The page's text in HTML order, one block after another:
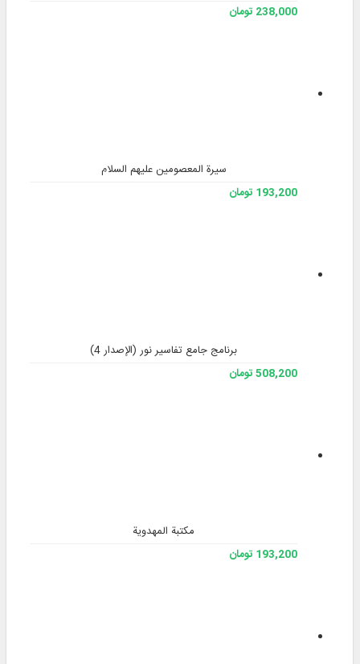
238,000 تومان
سيرة المعصومين عليهم السلام
193,200 تومان
برنامج جامع تفاسير نور (الإصدار 4)
508,200 تومان
مكتبة المهدوية
193,200 تومان